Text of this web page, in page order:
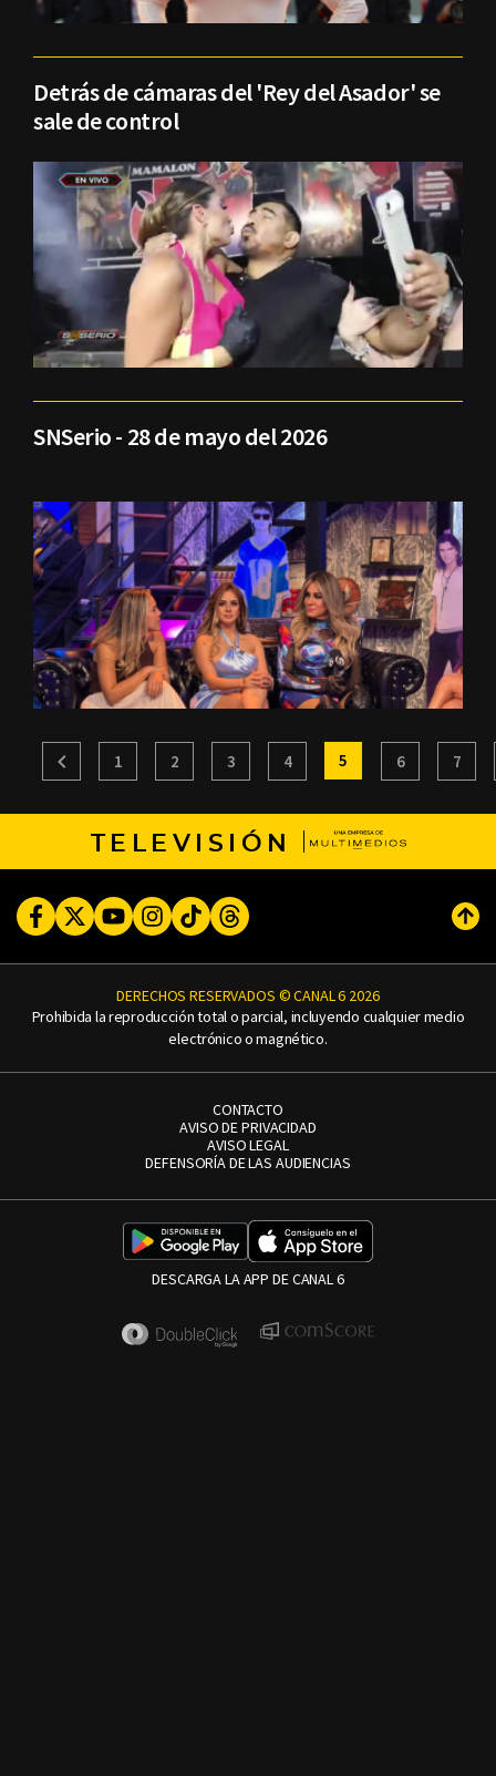
Detrás de cámaras del 'Rey del Asador' se
sale de control
SNSerio - 28 de mayo del 2026
1 2 3 4 5 6 7
TELEVISIÓN
FacebookTwitterYoutubeInstagram
TikTokThreads
DERECHOS RESERVADOS © CANAL 6 2026
Prohibida la reproducción total o parcial, incluyendo cualquier medio
electrónico o magnético.
CONTACTO
AVISO DE PRIVACIDAD
AVISO LEGAL
DEFENSORÍA DE LAS AUDIENCIAS
DESCARGA LA APP DE CANAL 6